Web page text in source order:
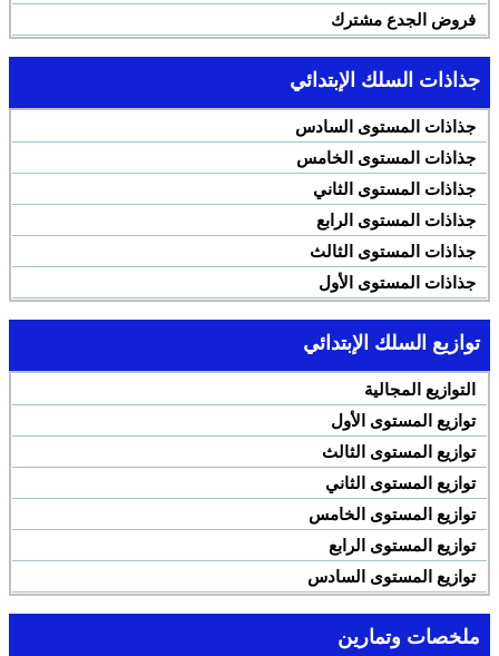
فروض الجدع مشترك
جذاذات السلك الإبتدائي
جذاذات المستوى السادس
جذاذات المستوى الخامس
جذاذات المستوى الثاني
جذاذات المستوى الرابع
جذاذات المستوى الثالث
جذاذات المستوى الأول
توازيع السلك الإبتدائي
التوازيع المجالية
توازيع المستوى الأول
توازيع المستوى الثالث
توازيع المستوى الثاني
توازيع المستوى الخامس
توازيع المستوى الرابع
توازيع المستوى السادس
ملخصات وتمارين